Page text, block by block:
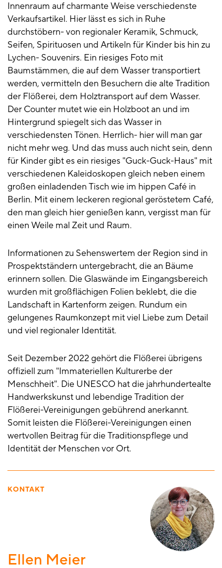
Innenraum auf charmante Weise verschiedenste
Verkaufsartikel. Hier lässt es sich in Ruhe
durchstöbern- von regionaler Keramik, Schmuck,
Seifen, Spirituosen und Artikeln für Kinder bis hin zu
Lychen- Souvenirs. Ein riesiges Foto mit
Baumstämmen, die auf dem Wasser transportiert
werden, vermitteln den Besuchern die alte Tradition
der Flößerei, dem Holztransport auf dem Wasser.
Der Counter mutet wie ein Holzboot an und im
Hintergrund spiegelt sich das Wasser in
verschiedensten Tönen. Herrlich- hier will man gar
nicht mehr weg. Und das muss auch nicht sein, denn
für Kinder gibt es ein riesiges "Guck-Guck-Haus" mit
verschiedenen Kaleidoskopen gleich neben einem
großen einladenden Tisch wie im hippen Café in
Berlin. Mit einem leckeren regional geröstetem Café,
den man gleich hier genießen kann, vergisst man für
einen Weile mal Zeit und Raum.
Informationen zu Sehenswertem der Region sind in
Prospektständern untergebracht, die an Bäume
erinnern sollen. Die Glaswände im Eingangsbereich
wurden mit großflächigen Folien beklebt, die die
Landschaft in Kartenform zeigen. Rundum ein
gelungenes Raumkonzept mit viel Liebe zum Detail
und viel regionaler Identität.
Seit Dezember 2022 gehört die Flößerei übrigens
offiziell zum "Immateriellen Kulturerbe der
Menschheit". Die UNESCO hat die jahrhundertealte
Handwerkskunst und lebendige Tradition der
Flößerei-Vereinigungen gebührend anerkannt.
Somit leisten die Flößerei-Vereinigungen einen
wertvollen Beitrag für die Traditionspflege und
Identität der Menschen vor Ort.
KONTAKT
Ellen Meier